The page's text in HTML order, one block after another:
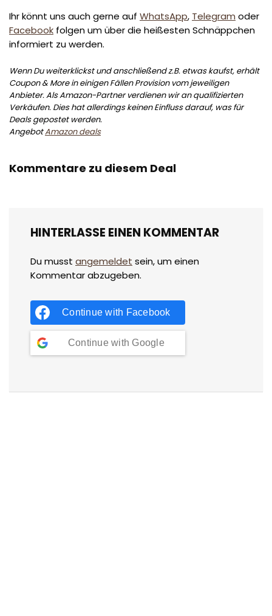
Ihr könnt uns auch gerne auf WhatsApp, Telegram oder
Facebook folgen um über die heißesten Schnäppchen
informiert zu werden.
Wenn Du weiterklickst und anschließend z.B. etwas kaufst, erhält
Coupon & More in einigen Fällen Provision vom jeweiligen
Anbieter. Als Amazon-Partner verdienen wir an qualifizierten
Verkäufen. Dies hat allerdings keinen Einfluss darauf, was für
Deals gepostet werden.
AngebotAmazon deals
Kommentare zu diesem Deal
HINTERLASSE EINEN KOMMENTAR
Du musst angemeldet sein, um einen
Kommentar abzugeben.
Continue with Facebook
Continue with Google